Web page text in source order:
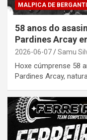
MALPICA DE
58 anos do
Pardines Arcay
2026-06-07 Samu
Hoxe cúmprense 58
Pardines Arcay,